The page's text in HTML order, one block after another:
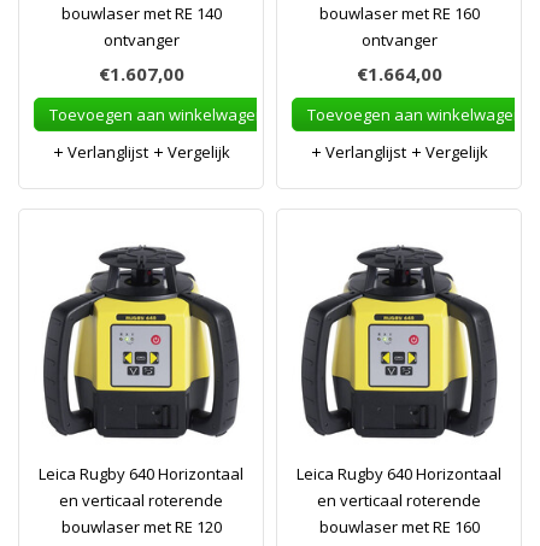
bouwlaser met RE 140
ontvanger
€1.607,00
Toevoegen aan winkelwagen
Verlanglijst
Vergelijk
bouwlaser met RE 160
ontvanger
€1.664,00
Toevoegen aan winkelwagen
Verlanglijst
Vergelijk
Leica Rugby 640 Horizontaal
en verticaal roterende
bouwlaser met RE 120
Leica Rugby 640 Horizontaal
en verticaal roterende
bouwlaser met RE 160